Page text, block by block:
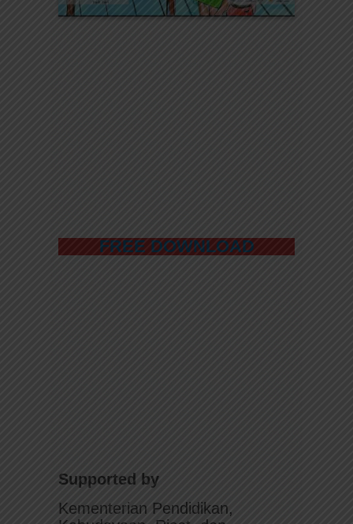
FREE DOWNLOAD
Supported by
Kementerian Pendidikan,